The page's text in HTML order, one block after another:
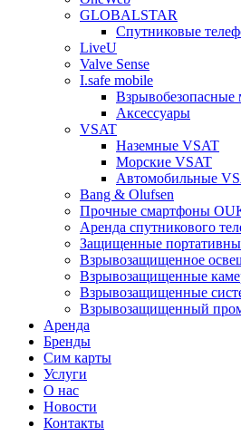
GLOBALSTAR
Спутниковые
LiveU
Valve Sense
I.safe mobile
Взрывобезопасные
Аксессуары
VSAT
Наземные VSAT
Морские VSAT
Автомобильные
Bang & Olufsen
Прочные смартфоны
Аренда спутникового
Защищенные
Взрывозащищенное
Взрывозащищенные
Взрывозащищенные
Взрывозащищенный
Аренда
Бренды
Сим карты
Услуги
О нас
Новости
Контакты